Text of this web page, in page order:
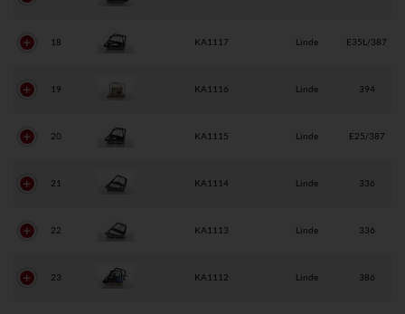
18 KA1117 Linde E35L/387
19 KA1116 Linde 394
20 KA1115 Linde E25/387
21 KA1114 Linde 336
22 KA1113 Linde 336
23 KA1112 Linde 386